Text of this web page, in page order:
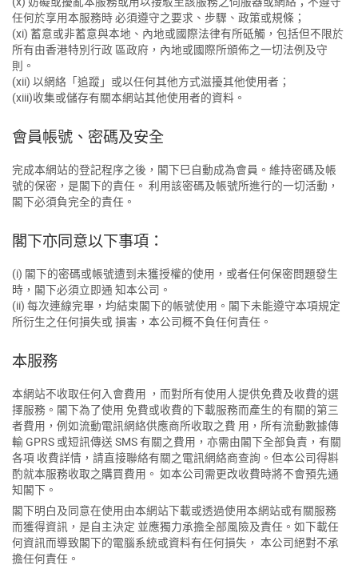
任何於享用本服務時 必須遵守之要求、步驟、政策或規條；
(xi) 蓄意或非蓄意與本地、內地或國際法律有所砥觸，包括但不限於
所有由香港特別行政 區政府，內地或國際所頒佈之一切法例及守
則。
(xii) 以網絡「追蹤」或以任何其他方式滋擾其他使用者；
(xiii)收集或儲存有關本網站其他使用者的資料。
會員帳號、密碼及安全
完成本網站的登記程序之後，閣下巳自動成為會員。維持密碼及帳
號的保密，是閣下的責任。 利用該密碼及帳號所進行的一切活動，
閣下必須負完全的責任。
閣下亦同意以下事項：
(i) 閣下的密碼或帳號遭到未獲授權的使用，或者任何保密問題發生
時，閣下必須立即通 知本公司。
(ii) 每次連線完畢，均結束閣下的帳號使用。閣下未能遵守本項規定
所衍生之任何損失或 損害，本公司概不負任何責任。
本服務
本網站不收取任何入會費用 ，而對所有使用人提供免費及收費的選
擇服務。閣下為了使用 免費或收費的下載服務而產生的有關的第三
者費用，例如流動電訊網絡供應商所收取之費 用，所有流動數據傳
輸 GPRS 或短訊傳送 SMS 有關之費用，亦需由閣下全部負責，有關
各項 收費詳情，請直接聯絡有關之電訊網絡商查詢。但本公司得斟
酌就本服務收取之購買費用。 如本公司需更改收費時將不會預先通
知閣下。
閣下明白及同意在使用由本網站下載或透過使用本網站或有關服務
而獲得資訊，是自主決定 並應獨力承擔全部風險及責任。如下載任
何資訊而導致閣下的電腦系統或資料有任何損失， 本公司絕對不承
擔任何責任。